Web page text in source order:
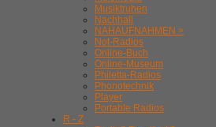
Musiktruhen
Nachhall
NAHAUFNAHMEN >
Not-Radios
Online-Buch
Online-Museum
Philetta-Radios
Phonotechnik
Player
Portable Radios
R - Z